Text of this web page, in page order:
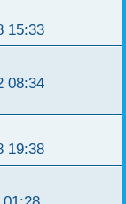
15:33
08:34
19:38